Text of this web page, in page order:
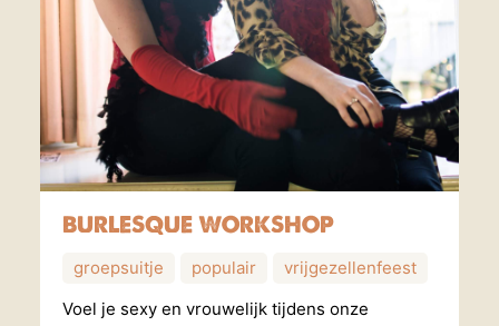
BURLESQUE WORKSHOP
groepsuitje populair
vrijgezellenfeest
Voel je sexy en vrouwelijk tijdens onze